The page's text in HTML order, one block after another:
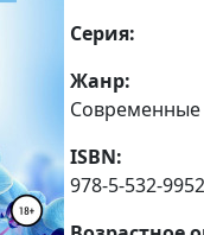
Серия:
Жанр:
Современные
ISBN:
978-5-532-